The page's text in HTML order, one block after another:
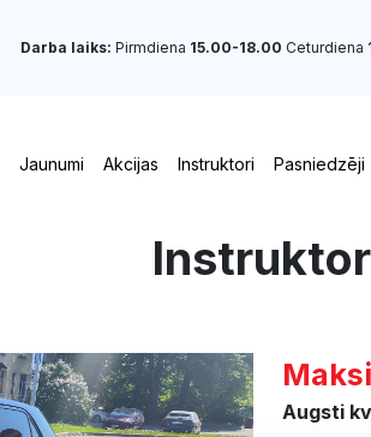
Darba laiks: Pirmdiena 15.00-18.00 Ceturdiena
Jaunumi Akcijas Instruktori Pasniedzēji
Augsti